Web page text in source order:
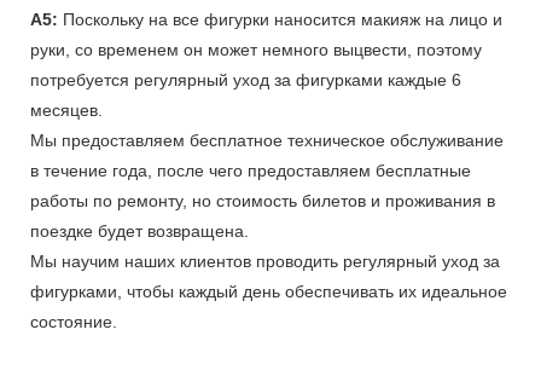
A5: Поскольку на все фигурки наносится макияж на лицо и
руки, со временем он может немного выцвести, поэтому
потребуется регулярный уход за фигурками каждые 6
месяцев.
Мы предоставляем бесплатное техническое обслуживание
в течение года, после чего предоставляем бесплатные
работы по ремонту, но стоимость билетов и проживания в
поездке будет возвращена.
Мы научим наших клиентов проводить регулярный уход за
фигурками, чтобы каждый день обеспечивать их идеальное
состояние.